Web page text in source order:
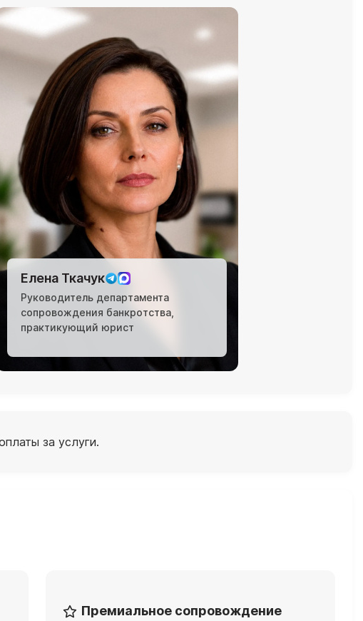
Елена Ткачук
Руководитель департамента
сопровождения банкротства,
практикующий юрист
за услуги.
Премиальное сопровождение